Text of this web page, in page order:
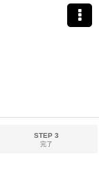
STEP 3
完了